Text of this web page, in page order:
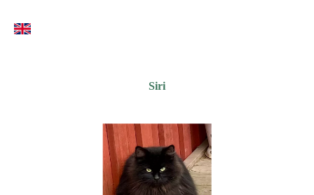
Siri